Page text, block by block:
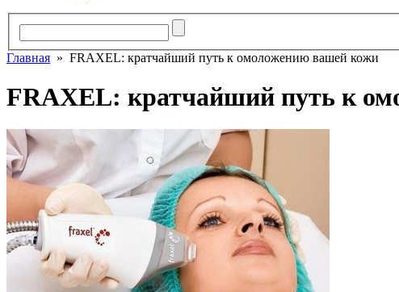
Главная » FRAXEL: кратчайший путь к омоложению вашей кожи
FRAXEL: кратчайший путь к